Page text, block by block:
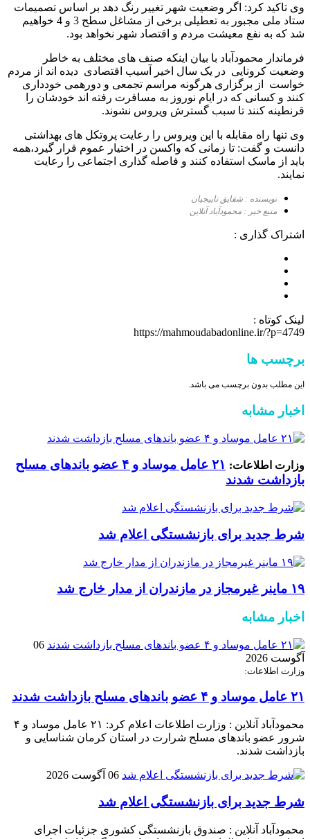
وی تاکید کرد: اگر وضعیت شهر تغییر رنگ دهد بر اساس تصمیمات
ستاد ملی مجبور به تعطیلی برخی از مشاغل سطح 3 و 4 خواهیم
شد که به نفع معیشت مردم و اقتصاد شهر نخواهد بود.
فرماندار محمودآباد با بیان اینکه صنف های مختلف به خاطر
وضعیت کرونایی در یک سال اخیر آسیب اقتصادی دیده اند از مردم
خواست از برگزاری هرگونه مراسم تجمعی و دورهمی خودداری
کنند و کسانی که در ایام نوروز به مسافرت رفته اند خودشان را
قرنطینه کنند تا سبب گسترش ویروس نشوند.
وی تنها راه مقابله با این ویروس را رعایت پروتکل های بهداشتی
دانست و گفت: تا زمانی که واکسن در اختیار عموم قرار گیرد،همه
باید از ماسک استفاده کنند و فاصله گذاری اجتماعی را رعایت
نمایند.
نویسنده : شقایق ناییجیان
منبع خبر : محمودآباد آنلاین
اشتراک گذاری :
لینک کوتاه :
https://mahmoudabadonline.ir/?p=4749
برچسب ها
این مطلب بدون برچسب می باشد.
اخبار مشابه
وزارت اطلاعات:
۲۱ عامل موساد و ۴ عضو باند‌های مسلح
بازداشت شدند
شرط جدید برای بازنشستگی اعلام شد
۱۹ ماینر غیرمجاز در مازندران از مدار خارج شد
اخبار مشابه
06
آگوست 2026
وزارت اطلاعات:
۲۱ عامل موساد و ۴ عضو باند‌های مسلح بازداشت شدند
محمودآباد آنلاین : وزارت اطلاعات اعلام کرد: ۲۱ عامل موساد و ۴
شرور عضو باند‌های مسلح شرارت در استان کرمان شناسایی و
بازداشت شدند.
06 آگوست 2026
شرط جدید برای بازنشستگی اعلام شد
محمودآباد آنلاین : صندوق بازنشستگی کشوری جزئیات اجرای